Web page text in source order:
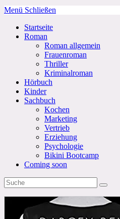
Menü Schließen
Startseite
Roman
Roman allgemein
Frauenroman
Thriller
Kriminalroman
Hörbuch
Kinder
Sachbuch
Kochen
Marketing
Vertrieb
Erziehung
Psychologie
Bikini Bootcamp
Coming soon